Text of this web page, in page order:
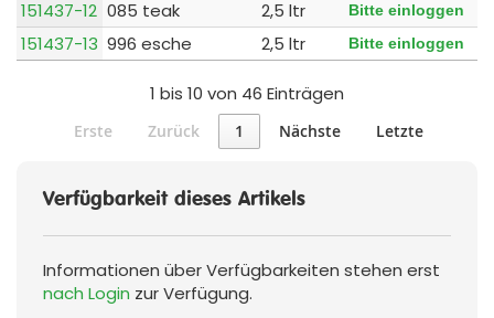
Verfügbarkeit dieses Artikels
Informationen über Verfügbarkeiten stehen erst
nach Login zur Verfügung.
151437-12 085 teak 2,5 ltr Bitte einloggen
151437-13 996 esche 2,5 ltr Bitte einloggen
1 bis 10 von 46 Einträgen
Erste Zurück 1 Nächste Letzte